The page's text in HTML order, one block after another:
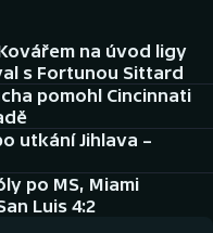
na úvod ligy
s Fortunou Sittard
pomohl Cincinnati
utkání Jihlava –
po MS, Miami
Luis 4:2